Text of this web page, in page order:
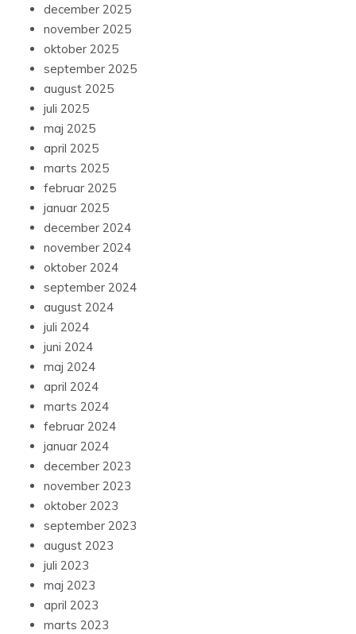
december 2025
november 2025
oktober 2025
september 2025
august 2025
juli 2025
maj 2025
april 2025
marts 2025
februar 2025
januar 2025
december 2024
november 2024
oktober 2024
september 2024
august 2024
juli 2024
juni 2024
maj 2024
april 2024
marts 2024
februar 2024
januar 2024
december 2023
november 2023
oktober 2023
september 2023
august 2023
juli 2023
maj 2023
april 2023
marts 2023